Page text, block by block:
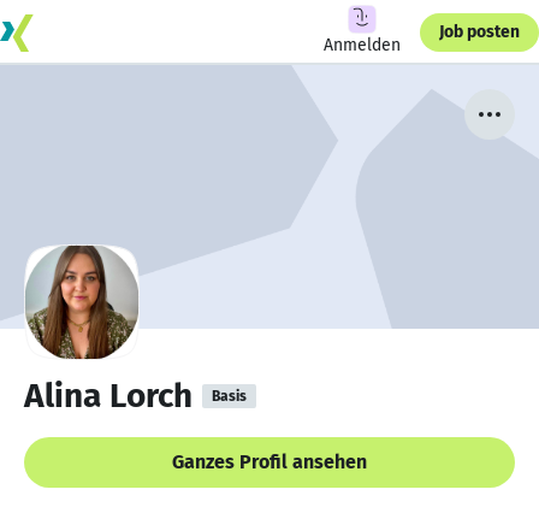
Anmelden
Job posten
Alina Lorch Basis
Ganzes Profil ansehen